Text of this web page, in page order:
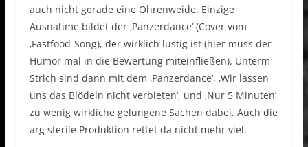
auch nicht gerade eine Ohrenweide. Einzige
Ausnahme bildet der ‚Panzerdance‘ (Cover vom
‚Fastfood-Song), der wirklich lustig ist (hier muss der
Humor mal in die Bewertung miteinfließen). Unterm
Strich sind dann mit dem ‚Panzerdance‘, ‚Wir lassen
uns das Blödeln nicht verbieten‘, und ‚Nur 5 Minuten‘
zu wenig wirkliche gelungene Sachen dabei. Auch die
arg sterile Produktion rettet da nicht mehr viel.